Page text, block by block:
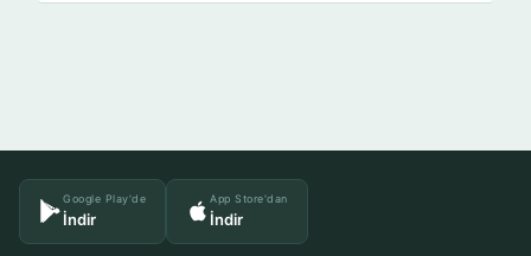
Google Play'de
İndir
App Store'dan
İndir